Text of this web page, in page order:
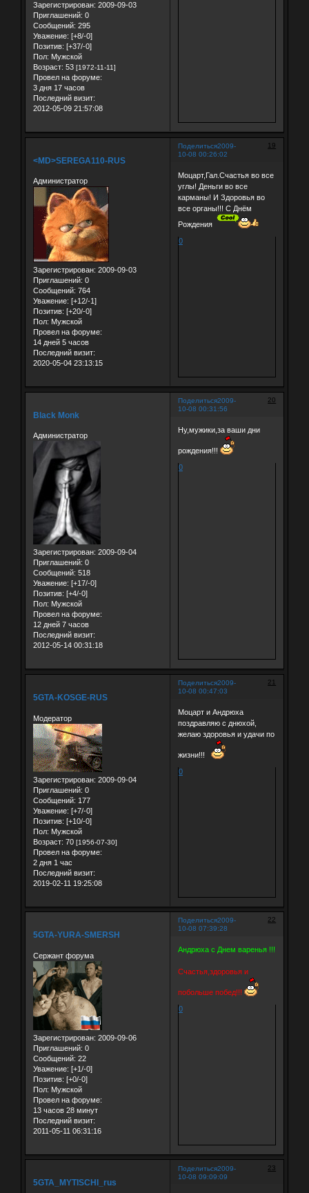
Зарегистрирован: 2009-09-03
Приглашений: 0
Сообщений: 295
Уважение: [+8/-0]
Позитив: [+37/-0]
Пол: Мужской
Возраст: 53 [1972-11-11]
Провел на форуме:
3 дня 17 часов
Последний визит:
2012-05-09 21:57:08
Поделиться 19
2009-
10-08 00:26:02
<MD>SEREGA110-RUS
Администратор
Зарегистрирован: 2009-09-03
Приглашений: 0
Сообщений: 764
Уважение: [+12/-1]
Позитив: [+20/-0]
Пол: Мужской
Провел на форуме:
14 дней 5 часов
Последний визит:
2020-05-04 23:13:15
Моцарт,Гал.Счастья во все
углы! Деньги во все
карманы! И Здоровья во
все органы!!! С Днём
Рождения
0
Поделиться 20
2009-
10-08 00:31:56
Black Monk
Администратор
Зарегистрирован: 2009-09-04
Приглашений: 0
Сообщений: 518
Уважение: [+17/-0]
Позитив: [+4/-0]
Пол: Мужской
Провел на форуме:
12 дней 7 часов
Последний визит:
2012-05-14 00:31:18
Ну,мужики,за ваши дни
рождения!!!
0
Поделиться 21
2009-
10-08 00:47:03
5GTA-KOSGE-RUS
Модератор
Зарегистрирован: 2009-09-04
Приглашений: 0
Сообщений: 177
Уважение: [+7/-0]
Позитив: [+10/-0]
Пол: Мужской
Возраст: 70 [1956-07-30]
Провел на форуме:
2 дня 1 час
Последний визит:
2019-02-11 19:25:08
Моцарт и Андрюха
поздравляю с днюхой,
желаю здоровья и удачи по
жизни!!!
0
Поделиться 22
2009-
10-08 07:39:28
5GTA-YURA-SMERSH
Сержант форума
Зарегистрирован: 2009-09-06
Приглашений: 0
Сообщений: 22
Уважение: [+1/-0]
Позитив: [+0/-0]
Пол: Мужской
Провел на форуме:
13 часов 28 минут
Последний визит:
2011-05-11 06:31:16
Андрюха с Днем варенья !!!
Счастья,здоровья и
побольше побед!!!
0
Поделиться 23
2009-
10-08 09:09:09
5GTA_MYTISCHI_rus